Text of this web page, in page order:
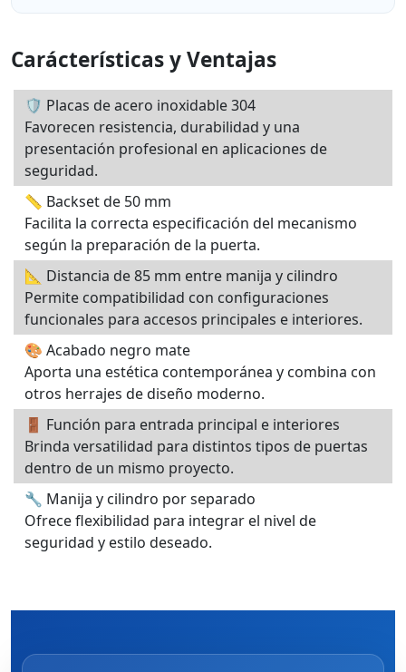
Carácterísticas y Ventajas
🛡️ Placas de acero inoxidable 304
Favorecen resistencia, durabilidad y una
presentación profesional en aplicaciones de
seguridad.
📏 Backset de 50 mm
Facilita la correcta especificación del mecanismo
según la preparación de la puerta.
📐 Distancia de 85 mm entre manija y cilindro
Permite compatibilidad con configuraciones
funcionales para accesos principales e interiores.
🎨 Acabado negro mate
Aporta una estética contemporánea y combina con
otros herrajes de diseño moderno.
🚪 Función para entrada principal e interiores
Brinda versatilidad para distintos tipos de puertas
dentro de un mismo proyecto.
🔧 Manija y cilindro por separado
Ofrece flexibilidad para integrar el nivel de
seguridad y estilo deseado.